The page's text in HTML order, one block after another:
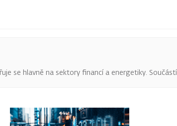
se hlavně na sektory financí a energetiky.